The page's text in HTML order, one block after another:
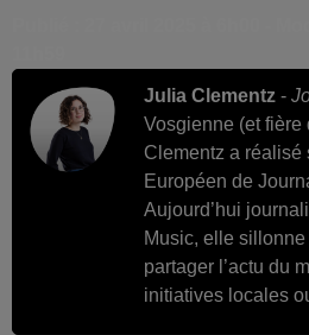
Julia Clementz -
Vosgienne (et fière
Clementz a réalisé
Européen de
Aujourd’hui
Music, elle
partager l’actu du
initiatives locales